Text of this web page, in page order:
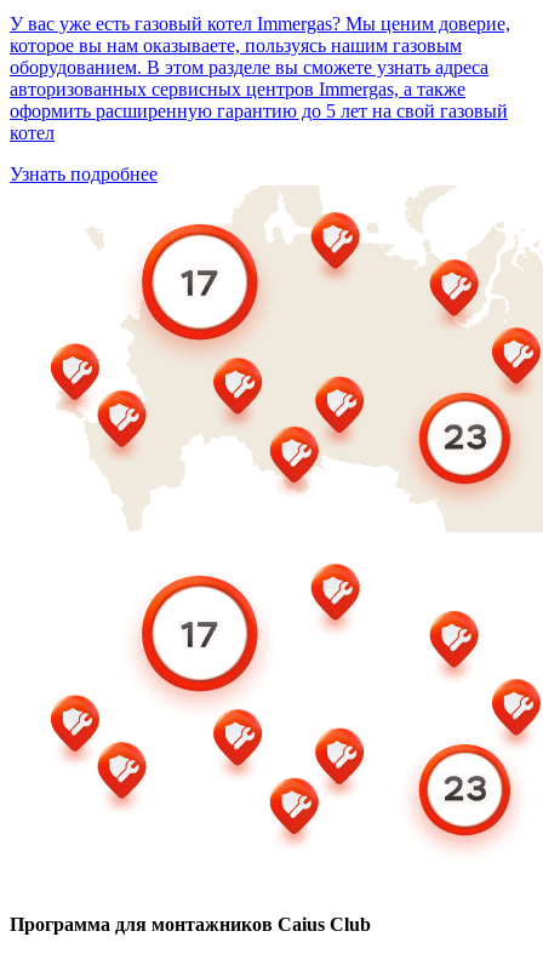
У вас уже есть газовый котел Immergas? Мы ценим доверие,
которое вы нам оказываете, пользуясь нашим газовым
оборудованием. В этом разделе вы сможете узнать адреса
авторизованных сервисных центров Immergas, а также
оформить расширенную гарантию до 5 лет на свой газовый
котел
Узнать подробнее
Программа для монтажников Caius Club